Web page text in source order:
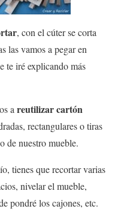
, con el cúter se corta
las vamos a pegar en
te iré explicando más
a reutilizar cartón
rectangulares o tiras
de nuestro mueble.
tienes que recortar varias
nivelar el mueble,
pondré los cajones, etc.